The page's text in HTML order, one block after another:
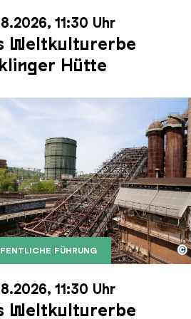
11:30 Uhr
Weltkulturerbe
Hütte
Gasometer im
Heinrich Veith
FÜHRUNG
der
Weltkulturerbe
©
11:30 Uhr
Weltkulturerbe